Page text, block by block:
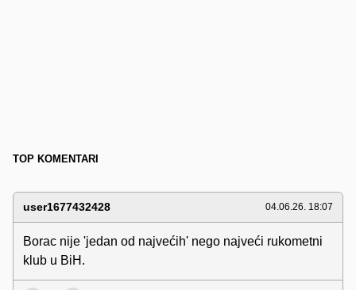
TOP KOMENTARI
user1677432428 04.06.26. 18:07
Borac nije 'jedan od najvećih' nego najveći rukometni
klub u BiH.